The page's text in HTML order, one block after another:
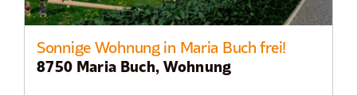
Sonnige Wohnung in Maria Buch frei!
8750 Maria Buch, Wohnung